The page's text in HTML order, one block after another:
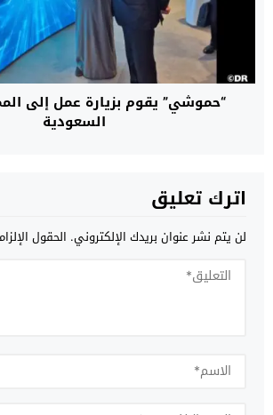
“حموشي” يقوم بزيارة عمل إلى
السعودية
اترك تعليق
لن يتم نشر عنوان بريدك الإلكتروني. الحقول